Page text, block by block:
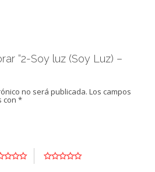
“2-Soy luz (Soy Luz) –
no será publicada. Los campos
con*